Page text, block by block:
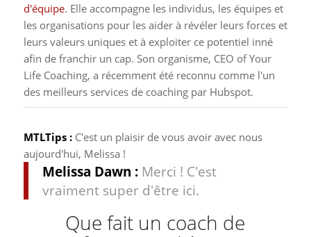
d'équipe. Elle accompagne les individus, les équipes et
les organisations pour les aider à révéler leurs forces et
leurs valeurs uniques et à exploiter ce potentiel inné
afin de franchir un cap. Son organisme, CEO of Your
Life Coaching, a récemment été reconnu comme l'un
des meilleurs services de coaching par Hubspot.
MTLTips :C'est un plaisir de vous avoir avec nous
aujourd'hui, Melissa !
Melissa Dawn :Merci ! C'est
vraiment super d'être ici.
Que fait un coach de